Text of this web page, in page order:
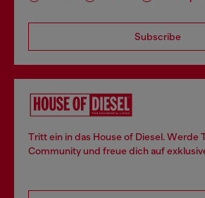
Subscribe
Tritt ein in das House of Diesel. Werde
Community und freue dich auf